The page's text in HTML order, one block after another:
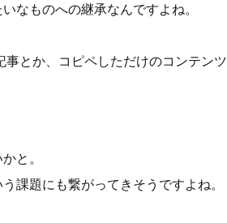
なものへの継承なんですよね。
とか、コピペしただけのコンテンツ
と。
課題にも繋がってきそうですよね。